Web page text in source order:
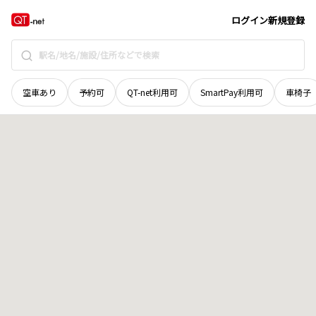
ログイン新規登録
空車あり 予約可 QT-net利用可 SmartPay利用可 車椅子
青森県